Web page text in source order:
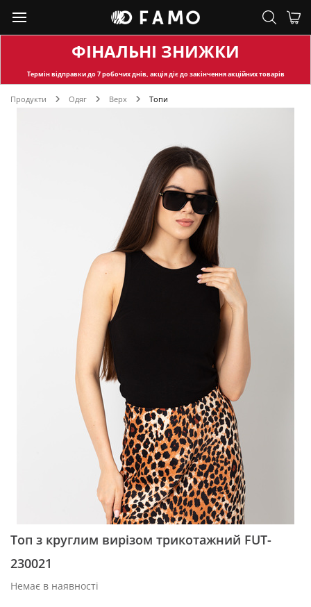
ФІНАЛЬНІ ЗНИЖКИ
Термін відправкидо 7 робочих днів, акція діє до закінчення акційних товарів
Продукти Одяг Верх Топи
Топ з круглим вирізом трикотажний FUT-
230021
Немає в наявності